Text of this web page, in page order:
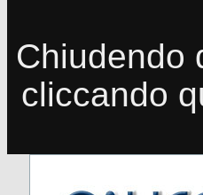
Chiudendo
cliccando